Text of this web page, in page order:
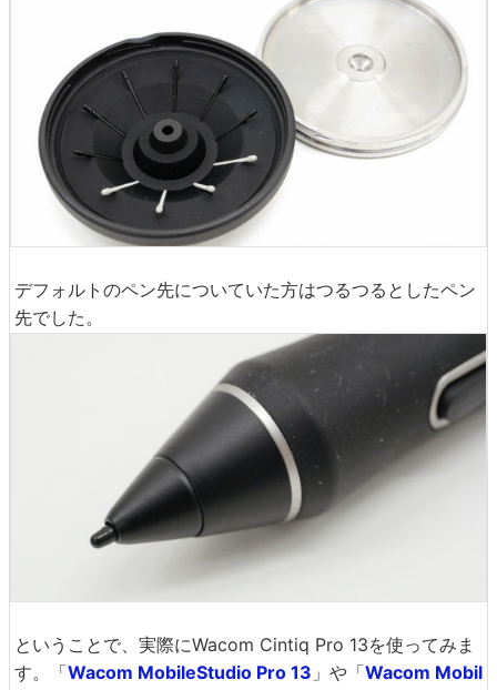
デフォルトのペン先についていた方はつるつるとしたペン
先でした。
ということで、実際にWacom Cintiq Pro 13を使ってみま
す。「Wacom MobileStudio Pro 13 」や「Wacom Mobil